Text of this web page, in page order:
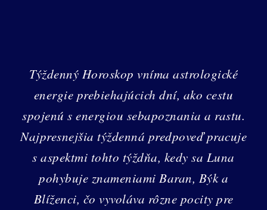
Týždenný Horoskop vníma astrologické
energie prebiehajúcich dní, ako cestu
spojenú s energiou sebapoznania a rastu.
Najpresnejšia týždenná predpoveď pracuje
s aspektmi tohto týždňa, kedy sa Luna
pohybuje znameniami Baran, Býk a
Blíženci, čo vyvoláva rôzne pocity pre